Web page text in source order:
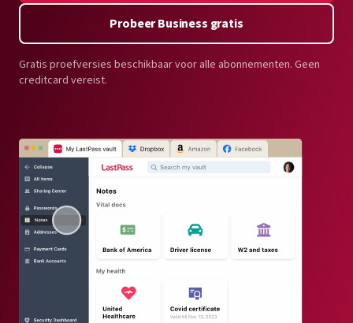
Probeer Business gratis
Gratis proefversies beschikbaar voor alle abonnementen. Geen
creditcard vereist.